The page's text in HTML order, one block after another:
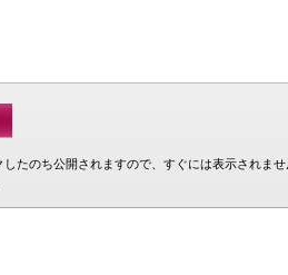
たのち公開されますので、すぐには表示されませ